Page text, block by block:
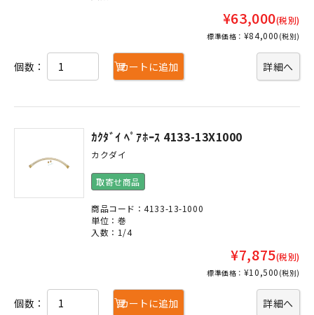
¥63,000(税別)
標準価格： ¥84,000 (税別)
詳細へ
個数： カートに追加
ｶｸﾀﾞｲ ﾍﾟｱﾎｰｽ 4133-13X1000
カクダイ
取寄せ商品
商品コード：4133-13-1000
単位：巻
入数：1/4
¥7,875(税別)
標準価格： ¥10,500 (税別)
詳細へ
個数： カートに追加